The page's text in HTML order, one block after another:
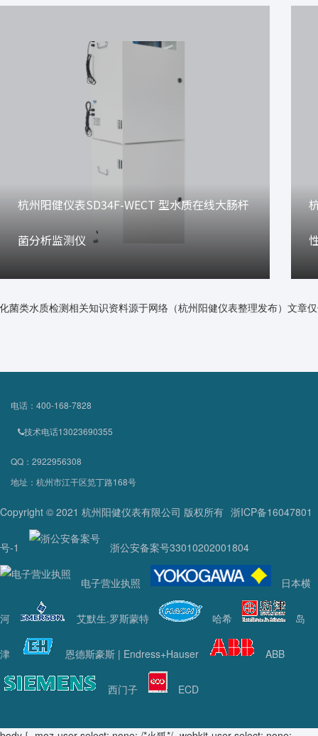
杭州阳健仪表SD34F-WECT 型水质在线大肠杆
菌分析监测仪
菌类水质检测相关知识资料源于网络（杭州阳健仪表整理发布）文章
电话：400-168-7828
技术电话13023690355
QQ：2922956308
地址：杭州市江干区笕丁路168号
Copyright © 2021 杭州阳健仪表有限公司 版权所有 浙ICP备16047801
号-1 浙公安备案号33010202001804
电子营业执照 日本横
河 艾默生.罗斯蒙特 哈希 岛
津 恩德斯豪斯 | Endress+Hauser ABB
西门子 ECD